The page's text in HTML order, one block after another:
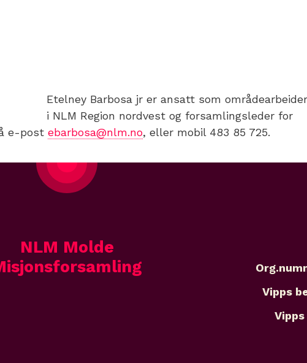
Etelney Barbosa jr er ansatt som områdearbeider
i NLM Region nordvest og forsamlingsleder for
e-post ebarbosa@nlm.no, eller mobil 483 85 725.
NLM Molde
Vipps
Vipps